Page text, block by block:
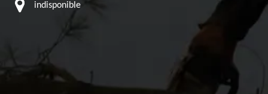
indisponible